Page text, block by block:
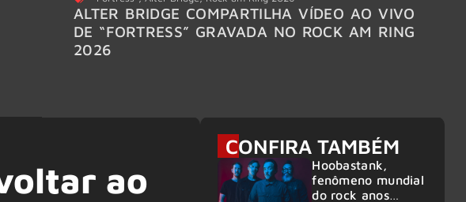
ALTER BRIDGE COMPARTILHA VÍDEO AO VIVO
DE “FORTRESS” GRAVADA NO ROCK AM RING
2026
ao
CONFIRA TAMBÉM
Hoobastank,
fenômeno mundial
do rock anos